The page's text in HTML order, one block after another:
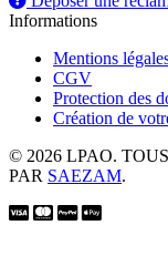
Informations
Mentions
CGV
Protection des
Création de
© 2026 LPAO.
PAR SAEZAM.